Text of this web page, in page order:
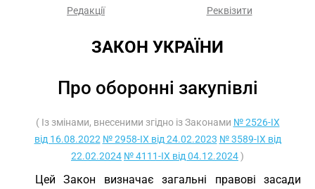
Редакції Реквізити
ЗАКОН УКРАЇНИ
Про оборонні закупівлі
( Із змінами, внесеними згідно із Законами № 2526-IX
від 16.08.2022 № 2958-IX від 24.02.2023 № 3589-IX від
22.02.2024 № 4111-IX від 04.12.2024)
Цей Закон визначає загальні правові засади